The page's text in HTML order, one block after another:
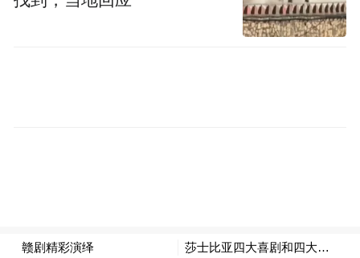
全剧以“分疆断义”“削军绝情”“受辱被逐”“雨
夜疯审”“救父出征”“玉碎宫倾”6个章节，主要
腻的表演、令人震撼的武打场面，新编赣剧